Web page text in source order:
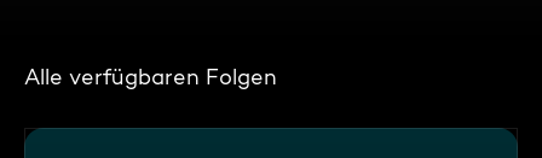
Alle verfügbaren Folgen